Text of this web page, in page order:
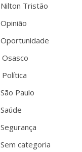
Nilton Tristão
Opinião
Oportunidade
Osasco
Política
São Paulo
Saúde
Segurança
Sem categoria